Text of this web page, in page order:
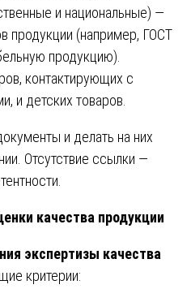
и национальные) —
продукции (например, ГОСТ
продукцию).
контактирующих с
и детских товаров.
и делать на них
Отсутствие ссылки —
качества продукции
экспертизы качества
критерии: